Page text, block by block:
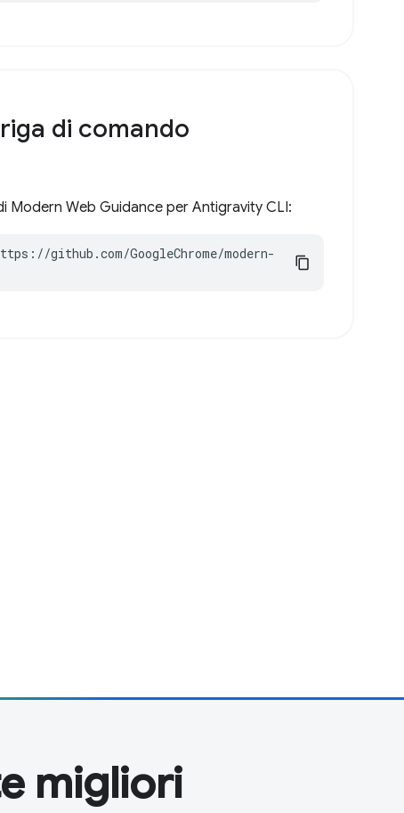
di comando
Modern Web Guidance per Antigravity CLI:
github.com/GoogleChrome/modern-
migliori